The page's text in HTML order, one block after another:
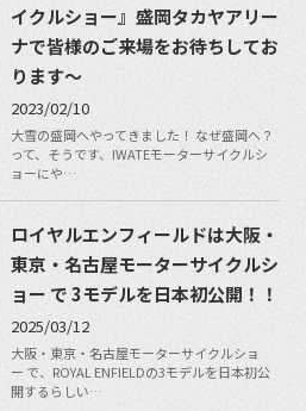
イクルショー』盛岡タカヤアリー
ナで皆様のご来場をお待ちしてお
ります〜
2023/02/10
大雪の盛岡へやってきました！ なぜ盛岡へ？
って、そうです、IWATEモーターサイクルシ
ョーにや…
ロイヤルエンフィールドは大阪・
東京・名古屋モーターサイクルシ
ョー で 3モデルを日本初公開！！
2025/03/12
大阪・東京・名古屋モーターサイクルショ
ー で、ROYAL ENFIELDの3モデルを日本初公
開するらしい…